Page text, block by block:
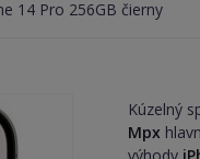
14 Pro 256GB čierny
Kúzelný
Mpx